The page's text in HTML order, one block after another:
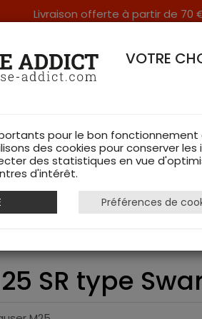
Livraison offerte à partir de 70
DANS LES VOSGES & SUR INTERNET
DE CHASSE RAYON FEMME
M25 SR type Swarovski -
SR type
VOTRE
pour le bon fonctionnement
des cookies pour conserver
des statistiques en vue
d'intérêt.
Préférences de